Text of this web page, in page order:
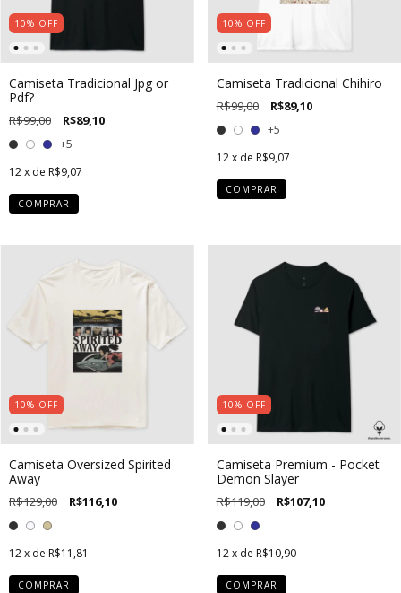
10% OFF
Camiseta Tradicional Jpg or
Pdf?
R$99,00 R$89,10
+5
12x de R$9,07
COMPRAR
10% OFF
Camiseta Tradicional Chihiro
R$99,00 R$89,10
+5
12 x de R$9,07
COMPRAR
10% OFF
Camiseta Oversized Spirited
Away
R$129,00 R$116,10
12x de R$11,81
COMPRAR
10% OFF
Camiseta Premium - Pocket
Demon Slayer
R$119,00 R$107,10
12 x de R$10,90
COMPRAR